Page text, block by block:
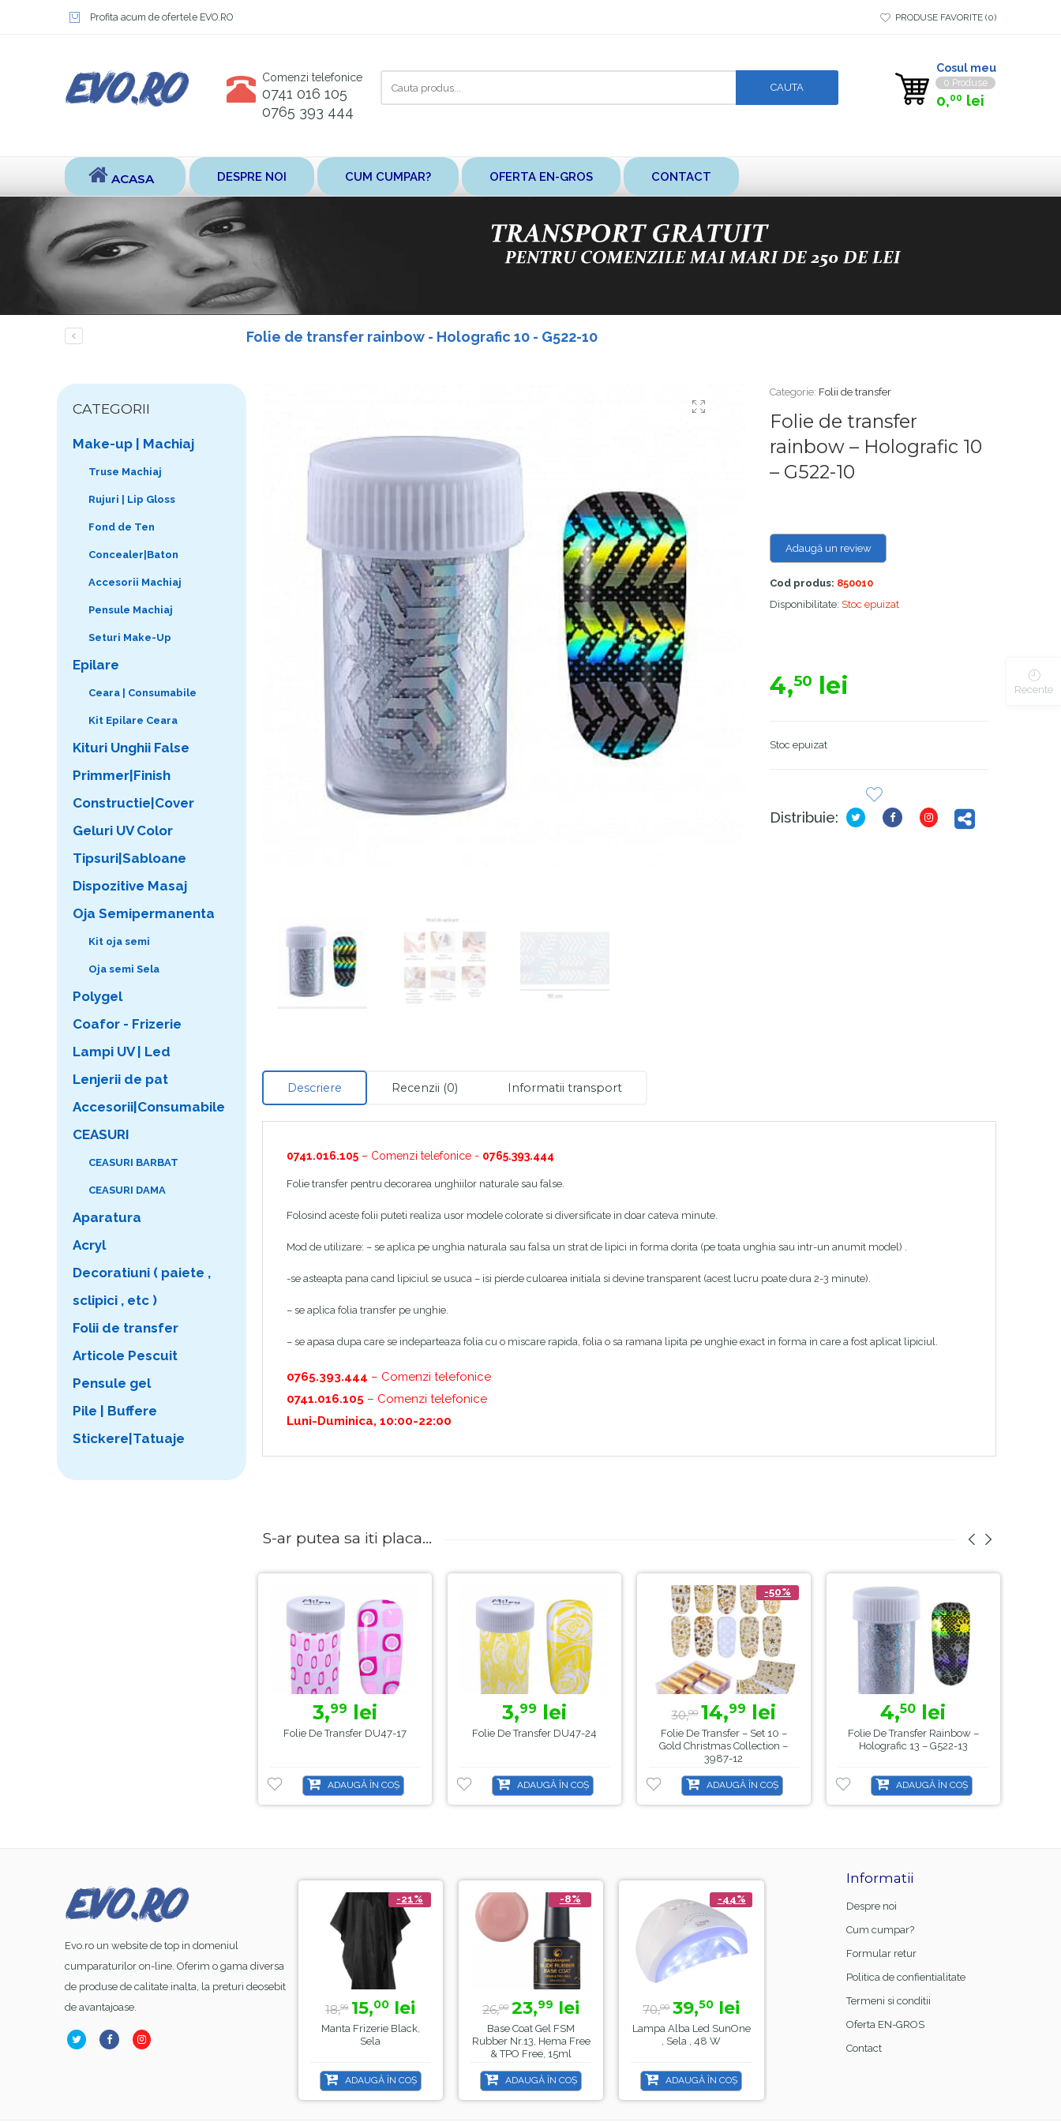
Profita acum de ofertele EVO.RO PRODUSE FAVORITE 0
Comenzi telefonice
0741 016 105
0765 393 444
aici
Cosul meu
0 Produse
0,00 lei
ACASA DESPRE NOI CUM CUMPAR? OFERTA EN-GROS CONTACT
Folie de transfer rainbow - Holografic 10 - G522-10
Categorie: Folii de transfer
Folie de transfer
rainbow – Holografic 10
– G522-10
Adaugă un review
Cod produs: 850010
Disponibilitate: Stoc epuizat
4,50 lei
Stoc epuizat
Distribuie:
Descriere Recenzii (0) Informatii transport
0741.016.105 – Comenzi telefonice - 0765.393.444
Folie transfer pentru decorarea unghiilor naturale sau false.
Folosind aceste folii puteti realiza usor modele colorate si diversificate in doar cateva minute.
Mod de utilizare: – se aplica pe unghia naturala sau falsa un strat de lipici in forma dorita (pe toata unghia sau intr-un anumit model) .
-se asteapta pana cand lipiciul se usuca – isi pierde culoarea initiala si devine transparent (acest lucru poate dura 2-3 minute).
– se aplica folia transfer pe unghie.
– se apasa dupa care se indeparteaza folia cu o miscare rapida, folia o sa ramana lipita pe unghie exact in forma in care a fost aplicat lipiciul.
0765.393.444 – Comenzi telefonice
0741.016.105 – Comenzi telefonice
Luni-Duminica, 10:00-22:00
S-ar putea sa iti placa...
3,99 lei
Folie De Transfer DU47-17
ADAUGĂ ÎN COȘ
3,99 lei
Folie De Transfer DU47-24
ADAUGĂ ÎN COȘ
-50%
30,00 14,99 lei
Folie De Transfer – Set 10 –
Gold Christmas Collection –
3987-12
ADAUGĂ ÎN COȘ
4,50 lei
Folie De Transfer Rainbow –
Holografic 13 – G522-13
ADAUGĂ ÎN COȘ
CATEGORII
Make-up | Machiaj
Truse Machiaj
Rujuri | Lip Gloss
Fond de Ten
Concealer|Baton
Accesorii Machiaj
Pensule Machiaj
Seturi Make-Up
Epilare
Ceara | Consumabile
Kit Epilare Ceara
Kituri Unghii False
Primmer|Finish
Constructie|Cover
Geluri UV Color
Tipsuri|Sabloane
Dispozitive Masaj
Oja Semipermanenta
Kit oja semi
Oja semi Sela
Polygel
Coafor - Frizerie
Lampi UV | Led
Lenjerii de pat
Accesorii|Consumabile
CEASURI
CEASURI BARBAT
CEASURI DAMA
Aparatura
Acryl
Decoratiuni ( paiete ,
sclipici , etc )
Folii de transfer
Articole Pescuit
Pensule gel
Pile | Buffere
Stickere|Tatuaje
Evo.ro un website de top in domeniul
cumparaturilor on-line. Oferim o gama diversa
de produse de calitate inalta, la preturi deosebit
de avantajoase.
-8%
99lei
Base Coat Gel FSM
Nr.13, Hema Free
-21%
18,99 15,00 lei
Manta Frizerie Black,
Sela
ADAUGĂ ÎN COȘ
-8%
26,00 23,99 lei
Base Coat Gel FSM
Rubber Nr.13, Hema Free
& TPO Free, 15ml
ADAUGĂ ÎN COȘ
-44%
70,00 39,50 lei
Lampa Alba Led SunOne
, Sela , 48 W
ADAUGĂ ÎN COȘ
15,00lei
Manta Frizerie Black,
Informatii
Despre noi
Cum cumpar?
Formular retur
Politica de confientialitate
Termeni si conditii
Oferta EN-GROS
Contact
Recente